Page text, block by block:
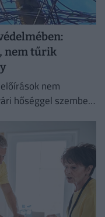
nem tűrik
nem
hőséggel szemben,